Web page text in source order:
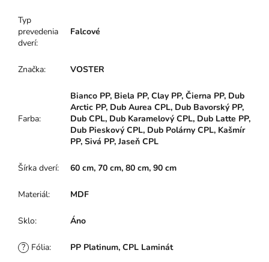
Typ
prevedenia
dverí:
Falcové
Značka: VOSTER
Farba:
Bianco PP, Biela PP, Clay PP, Čierna PP, Dub
Arctic PP, Dub Aurea CPL, Dub Bavorský PP,
Dub CPL, Dub Karamelový CPL, Dub Latte PP,
Dub Pieskový CPL, Dub Polárny CPL, Kašmír
PP, Sivá PP, Jaseň CPL
Šírka dverí: 60 cm, 70 cm, 80 cm, 90 cm
Materiál: MDF
Sklo: Áno
? Fólia: PP Platinum, CPL Laminát